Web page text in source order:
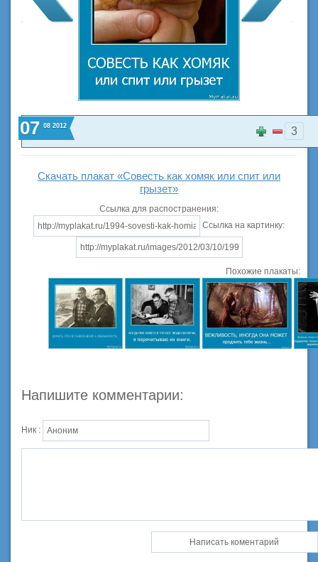
07 08 2012 3
Скачать плакат «Совесть как хомяк или спит или
грызет»
Ссылка для распостранения:
Ссылка на картинку:
Похожие плакаты:
Напишите комментарии:
Ник :